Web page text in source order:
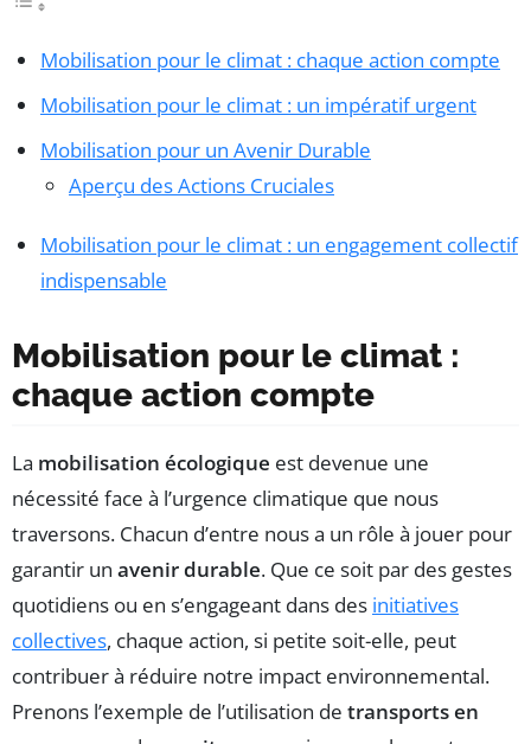
Mobilisation pour le climat : chaque action compte
Mobilisation pour le climat : un impératif urgent
Mobilisation pour un Avenir Durable
Aperçu des Actions Cruciales
Mobilisation pour le climat : un engagement collectif
indispensable
Mobilisation pour le climat :
chaque action compte
La mobilisation écologique est devenue une
nécessité face à l’urgence climatique que nous
traversons. Chacun d’entre nous a un rôle à jouer pour
garantir un avenir durable. Que ce soit par des gestes
quotidiens ou en s’engageant dans des initiatives
collectives, chaque action, si petite soit-elle, peut
contribuer à réduire notre impact environnemental.
Prenons l’exemple de l’utilisation de transports en